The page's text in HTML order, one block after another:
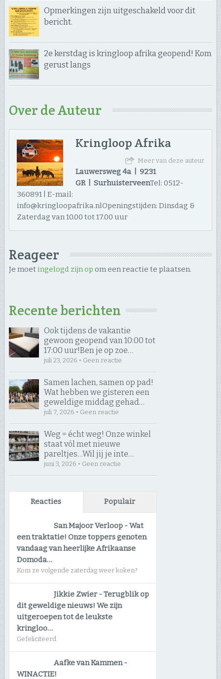
Opmerkingen zijn uitgeschakeld voor dit
bericht.
2e kerstdag is kringloop afrika geopend! Kom
gerust langs
Over de Auteur
Kringloop Afrika
Meer van deze auteur
Lauwersweg 4a | 9231
GR | SurhuisterveenTel: 0512-
360891 | E-mail:
info@kringloopafrika.nlOpeningstijden: Dinsdag &
Zaterdag van 10.00 tot 17.00 uur
Reageer
Je moet ingelogd zijn op om een reactie te plaatsen.
Recente berichten
Ook tijdens de vakantie
gewoon geopend van 10:00 tot
17:00 uur! ​Ben je op zoe…
juli 23, 2026 • Geen reactie
Samen lachen, samen op pad! ​
Wat hebben we gisteren een
geweldige middag gehad…
juli 7, 2026 • Geen reactie
Weg = écht weg! Onze winkel
staat vól met nieuwe
pareltjes… ​Wil jij je inte…
juni 3, 2026 • Geen reactie
Reacties Populair
San Majoor Verloop -Wat
een traktatie! Onze toppers genoten
vandaag van heerlijke Afrikaanse
Domoda…
Kom ze volgende zaterdag weer koken?
Jikkie Zwier -Terugblik op
dit geweldige nieuws! We zijn
uitgeroepen tot de leukste
kringloo…
Gefeliciteerd
Aafke van Kammen-
WINACTIE!